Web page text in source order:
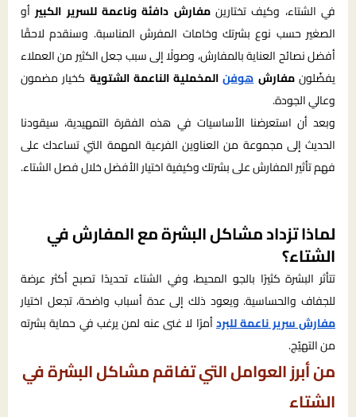
في الشتاء، وكيف تختارينمفارش دافئة وناعمة للسرير الكبيرأو
الصغير حسب نوع بشرتك وخامات المفرش المناسبة. وسنقدم لاحقًا
أفضل نصائح العناية بالمفارش، وصولًا إلى سبب جعل الكثير من العملاء
يفضّلونمفارشهوفنالمخملية الناعمة الشتوية كخيار مضمون
وعالي الجودة.
وبعد أن استعرضنا الأساسيات في هذه الفقرة التمهيدية، سيقودنا
الحديث إلى مجموعة من العناوين الفرعية المهمة التي تساعدك على
فهم تأثير المفارش على بشرتك وكيفية اختيار الأفضل خلال فصل الشتاء.
لماذا تزداد مشاكل البشرة مع المفارش في
الشتاء؟
تتأثر البشرة كثيرًا بالجو المحيط، وفي الشتاء تحديدًا تصبح أكثر عرضة
للجفاف والحساسية. ويعود ذلك إلى عدة أسباب واضحة، تجعل اختيار
مفارش سرير ناعمة للبردأمرًا لا غنى عنه لمن يرغب في حماية بشرته
من التهيّج.
من أبرز العوامل التي تفاقم مشاكل البشرة في
الشتاء